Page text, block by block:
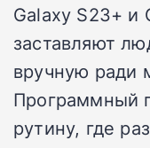
Galaxy S23+ и
заставляют
вручную ради
Программный
рутину, где